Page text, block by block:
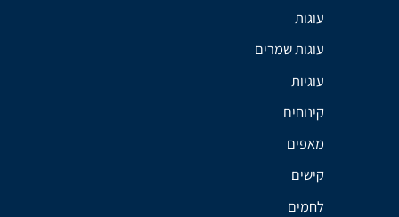
עוגות
עוגות שמרים
עוגיות
קינוחים
מאפים
קישים
לחמים